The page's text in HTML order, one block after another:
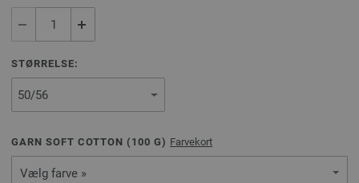
STØRRELSE:
GARN SOFT COTTON ( 100 G) Farvekort
Vælg farve »